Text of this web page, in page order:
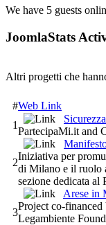
We have 5 guests
JoomlaStats
Altri progetti che
#Web Link
1
PartecipaMi.it and
2
Iniziativa per
di Milano e il ruolo
sezione dedicata al
3
Arese in
Project co-
Legambiente